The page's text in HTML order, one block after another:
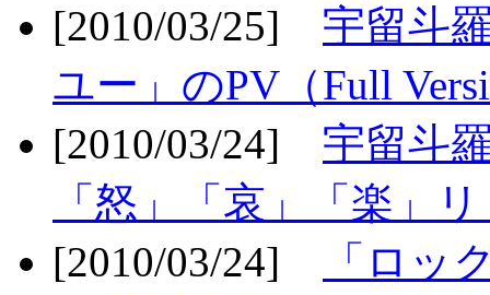
[2010/03/25] 宇留斗
ユー」のPV（Full
[2010/03/24] 宇留斗
「怒」「哀」「楽」
[2010/03/24]
「ロッ